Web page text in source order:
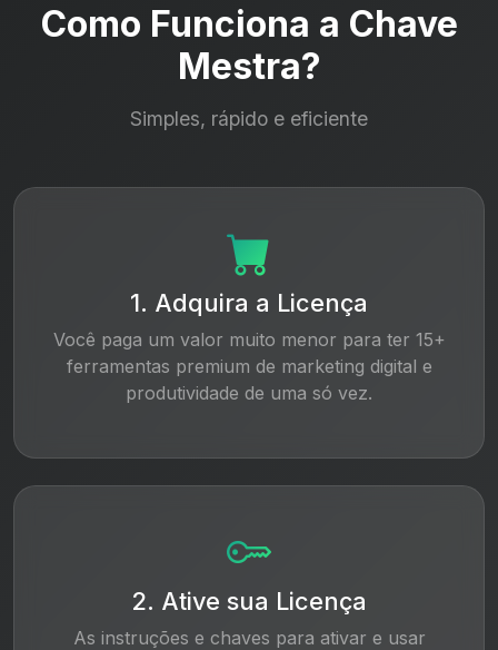
Como Funciona a Chave
Mestra?
Simples, rápido e eficiente
1. Adquira a Licença
Você paga um valor muito menor para ter 15+
ferramentas premium de marketing digital e
produtividade de uma só vez.
2. Ative sua Licença
As instruções e chaves para ativar e usar